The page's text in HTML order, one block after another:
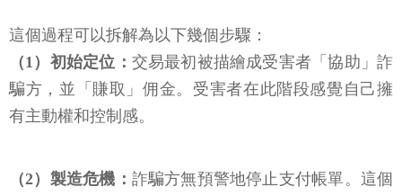
這個過程可以拆解為以下幾個步驟：
（1）初始定位： 交易最初被描繪成受害者「協助」詐
騙方，並「賺取」佣金。受害者在此階段感覺自己擁
有主動權和控制感。
（2）製造危機： 詐騙方無預警地停止支付帳單。這個